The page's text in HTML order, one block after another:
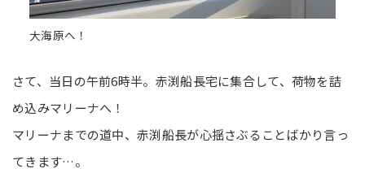
大海原へ！
さて、当日の午前6時半。赤渕船長宅に集合して、荷物を詰
め込みマリーナへ！
マリーナまでの道中、赤渕船長が心揺さぶることばかり言っ
てきます…。